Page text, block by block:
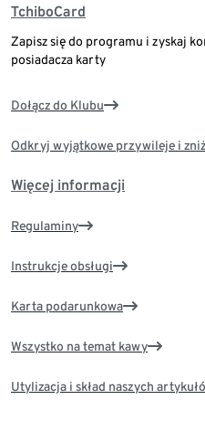
TchiboCard
Zapisz się do programu i zyskaj
posiadacza karty
Dołącz do Klubu
Odkryj wyjątkowe przywileje i
Więcej informacji
Regulaminy
Instrukcje obsługi
Karta podarunkowa
Wszystko na temat kawy
Utylizacja i skład naszych